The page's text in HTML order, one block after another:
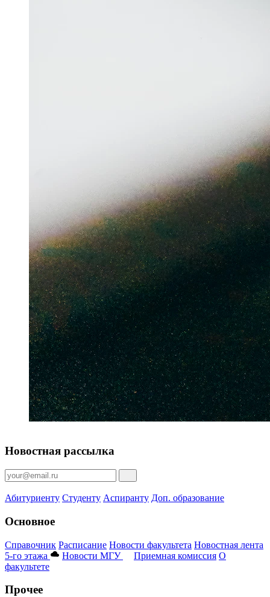
Новостная рассылка
Абитуриенту Студенту Аспиранту Доп. образование
Основное
Справочник Расписание Новости факультета Новостная лента
5-го этажа
Новости МГУ Приемная комиссия О
факультете
Прочее